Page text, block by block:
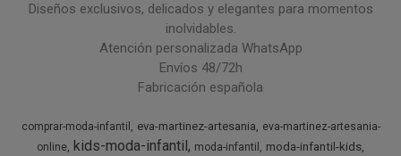
Diseños exclusivos, delicados y elegantes para momentos
inolvidables.
Atención personalizada WhatsApp
Envíos 48/72h
Fabricación española
comprar-moda-infantil eva-martinez-artesania
eva-martinez-artesania-
online
kids-moda-infantil moda-infantil
moda-infantil-kids